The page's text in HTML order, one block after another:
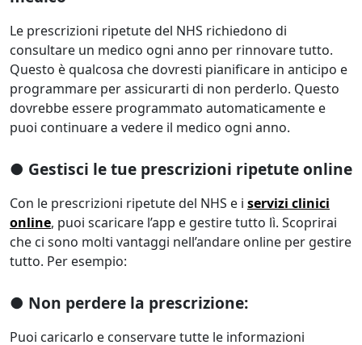
Le prescrizioni ripetute del NHS richiedono di
consultare un medico ogni anno per rinnovare tutto.
Questo è qualcosa che dovresti pianificare in anticipo e
programmare per assicurarti di non perderlo. Questo
dovrebbe essere programmato automaticamente e
puoi continuare a vedere il medico ogni anno.
● Gestisci le tue prescrizioni ripetute online
Con le prescrizioni ripetute del NHS e i servizi clinici
online, puoi scaricare l’app e gestire tutto lì. Scoprirai
che ci sono molti vantaggi nell’andare online per gestire
tutto. Per esempio:
● Non perdere la prescrizione:
Puoi caricarlo e conservare tutte le informazioni